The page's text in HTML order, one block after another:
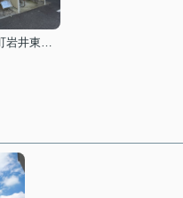
入間郡毛呂山町岩井東１丁目